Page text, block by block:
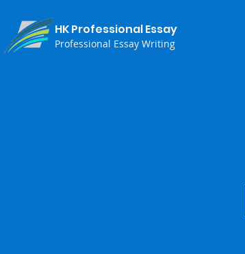
HK Professional Essay
Professional Essay Writing